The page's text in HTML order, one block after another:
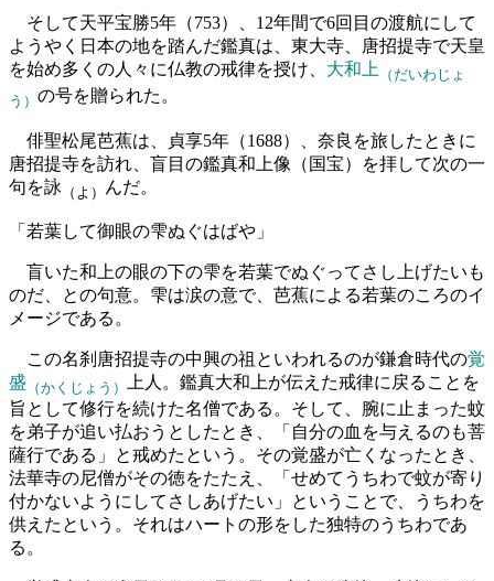
そして天平宝勝5年（753）、12年間で6回目の渡航にして
ようやく日本の地を踏んだ鑑真は、東大寺、唐招提寺で天皇
を始め多くの人々に仏教の戒律を授け、 大和上
（だいわじょ
う） の号を贈られた。
俳聖松尾芭蕉は、貞享5年（1688）、奈良を旅したときに
唐招提寺を訪れ、盲目の鑑真和上像（国宝）を拝して次の一
句を詠 （よ） んだ。
「若葉して御眼の雫ぬぐはばや」
盲いた和上の眼の下の雫を若葉でぬぐってさし上げたいも
のだ、との句意。雫は涙の意で、芭蕉による若葉のころのイ
メージである。
この名刹唐招提寺の中興の祖といわれるのが鎌倉時代の覚
盛 （かくじょう）
上人。鑑真大和上が伝えた戒律に戻ることを
旨として修行を続けた名僧である。そして、腕に止まった蚊
を弟子が追い払おうとしたとき、「自分の血を与えるのも菩
薩行である」と戒めたという。その覚盛が亡くなったとき、
法華寺の尼僧がその徳をたたえ、「せめてうちわで蚊が寄り
付かないようにしてさしあげたい」ということで、うちわを
供えたという。それはハートの形をした独特のうちわであ
る。